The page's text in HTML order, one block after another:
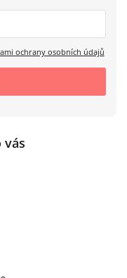
ochrany osobních údajů
vás